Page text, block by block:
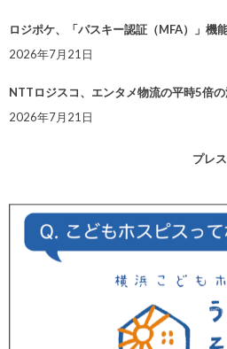
ロジポケ、「パスキー認証（MFA）」機
2026年7月21日
NTTロジスコ、エンタメ物流の平時5倍
2026年7月21日
プレ